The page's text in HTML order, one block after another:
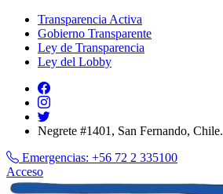
Transparencia Activa
Gobierno Transparente
Ley de Transparencia
Ley del Lobby
Negrete #1401, San Fernando, Chile.
Emergencias: +56 72 2 335100
Acceso